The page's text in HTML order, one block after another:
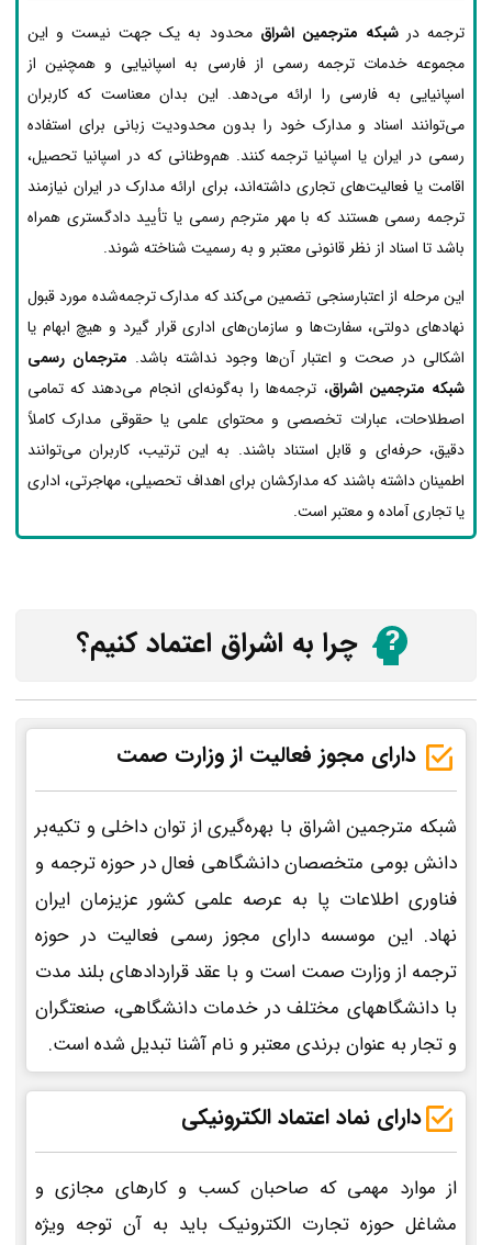
ترجمه درشبکه مترجمین اشراق محدود به یک جهت نیست و این
مجموعه خدمات ترجمه رسمی از فارسی به اسپانیایی و همچنین از
اسپانیایی به فارسی را ارائه می‌دهد. این بدان معناست که کاربران
می‌توانند اسناد و مدارک خود را بدون محدودیت زبانی برای استفاده
رسمی در ایران یا اسپانیا ترجمه کنند. هم‌وطنانی که در اسپانیا تحصیل،
اقامت یا فعالیت‌های تجاری داشته‌اند، برای ارائه مدارک در ایران نیازمند
ترجمه رسمی هستند که با مهر مترجم رسمی یا تأیید دادگستری همراه
باشد تا اسناد از نظر قانونی معتبر و به رسمیت شناخته شوند.
این مرحله از اعتبارسنجی تضمین می‌کند که مدارک ترجمه‌شده مورد قبول
نهادهای دولتی، سفارت‌ها و سازمان‌های اداری قرار گیرد و هیچ ابهام یا
اشکالی در صحت و اعتبار آن‌ها وجود نداشته باشد. مترجمان رسمی
شبکه مترجمین اشراق، ترجمه‌ها را به‌گونه‌ای انجام می‌دهند که تمامی
اصطلاحات، عبارات تخصصی و محتوای علمی یا حقوقی مدارک کاملاً
دقیق، حرفه‌ای و قابل استناد باشند. به این ترتیب، کاربران می‌توانند
اطمینان داشته باشند که مدارکشان برای اهداف تحصیلی، مهاجرتی، اداری
یا تجاری آماده و معتبر است.
چرا به اشراق اعتماد کنیم؟
دارای مجوز فعالیت از وزارت صمت
شبکه مترجمین اشراق با بهره‌گیری از توان داخلی و تکیه‌بر
دانش بومی متخصصان دانشگاهی فعال در حوزه ترجمه و
فناوری اطلاعات پا به عرصه علمی کشور عزیزمان ایران
نهاد. این موسسه دارای مجوز رسمی فعالیت در حوزه
ترجمه از وزارت صمت است و با عقد قراردادهای بلند مدت
با دانشگاههای مختلف در خدمات دانشگاهی، صنعتگران
و تجار به عنوان برندی معتبر و نام آشنا تبدیل شده است.
دارای نماد اعتماد الکترونیکی
از موارد مهمی که صاحبان کسب و کارهای مجازی و
مشاغل حوزه تجارت الکترونیک باید به آن توجه ویژه